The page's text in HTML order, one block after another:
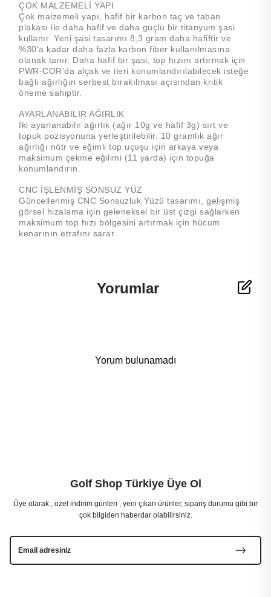
ÇOK MALZEMELİ YAPI
Çok malzemeli yapı, hafif bir karbon taç ve taban
plakası ile daha hafif ve daha güçlü bir titanyum şasi
kullanır. Yeni şasi tasarımı 8,3 gram daha hafiftir ve
%30'a kadar daha fazla karbon fiber kullanılmasına
olanak tanır. Daha hafif bir şasi, top hızını artırmak için
PWR-COR'da alçak ve ileri konumlandırılabilecek isteğe
bağlı ağırlığın serbest bırakılması açısından kritik
öneme sahiptir.
AYARLANABİLİR AĞIRLIK
İki ayarlanabilir ağırlık (ağır 10g ve hafif 3g) sırt ve
topuk pozisyonuna yerleştirilebilir. 10 gramlık ağır
ağırlığı nötr ve eğimli top uçuşu için arkaya veya
maksimum çekme eğilimi (11 yarda) için topuğa
konumlandırın.
CNC İŞLENMİŞ SONSUZ YÜZ
Güncellenmiş CNC Sonsuzluk Yüzü tasarımı, gelişmiş
görsel hizalama için geleneksel bir üst çizgi sağlarken
maksimum top hızı bölgesini artırmak için hücum
kenarının etrafını sarar.
Yorumlar
Yorum bulunamadı
Golf Shop Türkiye Üye Ol
Üye olarak , özel indirim günleri , yeni çıkan ürünler, sipariş durumu gibi bir
çok bilgiden haberdar olabilirsiniz.